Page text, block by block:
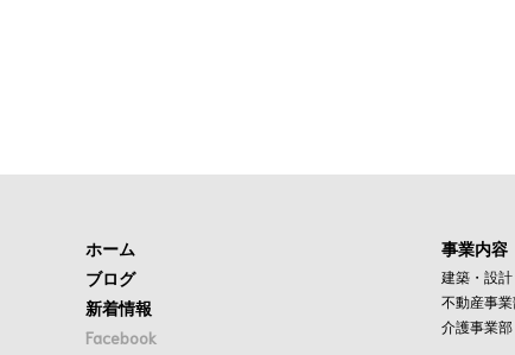
ホーム
ブログ
新着情報
Facebook
事業内容
建築・設
不動産事
介護事業部